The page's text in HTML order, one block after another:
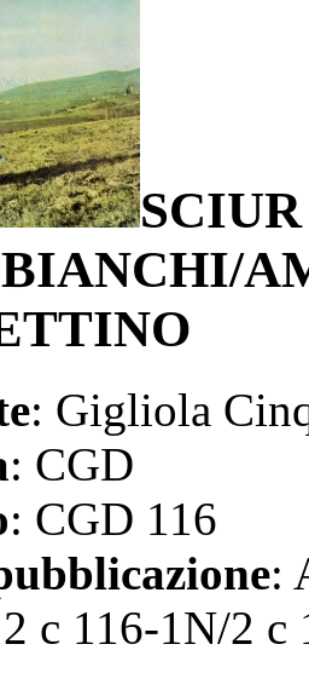
: Gigliola
: CGD
: CGD 116
:
c 116-1N/2 c